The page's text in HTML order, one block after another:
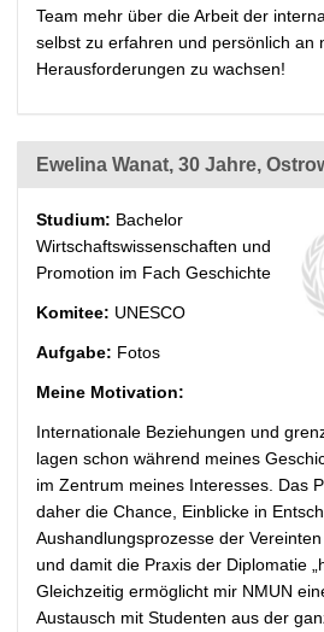
Team mehr über die Arbeit der
selbst zu erfahren und persönlich an
Herausforderungen zu wachsen!
Ewelina Wanat, 30 Jahre,
Studium: Bachelor
Wirtschaftswissenschaften und
Promotion im Fach Geschichte
Komitee: UNESCO
Aufgabe: Fotos
Meine Motivation:
Internationale Beziehungen und
lagen schon während meines
im Zentrum meines Interesses. Das
daher die Chance, Einblicke in
Aushandlungsprozesse der
und damit die Praxis der Diplomatie
Gleichzeitig ermöglicht mir NMUN
Austausch mit Studenten aus der